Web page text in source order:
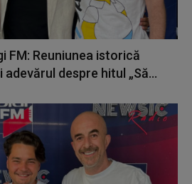
FM: Reuniunea istorică
adevărul despre hitul „Să...